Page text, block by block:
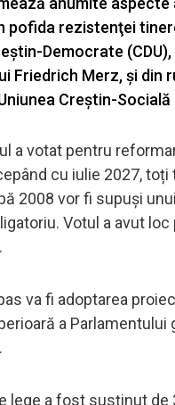
pofida rezistenţei
Democrate
Friedrich Merz, şi din
Creştin-Socială
a votat pentru
cu iulie 2027, toți
2008 vor fi supuși
Votul a avut loc
va fi adoptarea
a Parlamentului
lege a fost susținut de